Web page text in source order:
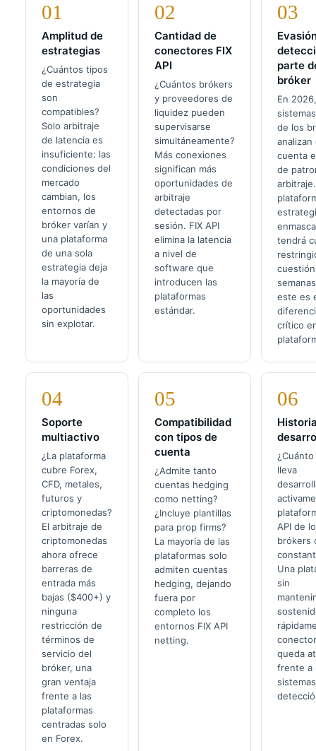
01
Amplitud de
estrategias
¿Cuántos tipos
de estrategia
son
compatibles?
Solo arbitraje
de latencia es
insuficiente: las
condiciones del
mercado
cambian, los
entornos de
bróker varían y
una plataforma
de una sola
estrategia deja
la mayoría de
las
oportunidades
sin explotar.
02
Cantidad de
conectores FIX
API
¿Cuántos brókers
y proveedores de
liquidez pueden
supervisarse
simultáneamente?
Más conexiones
significan más
oportunidades de
arbitraje
detectadas por
sesión. FIX API
elimina la latencia
a nivel de
software que
introducen las
plataformas
estándar.
03
parte
bróker
En
de los
analizan
cuenta
de
tendrá
este es
crítico
04
Soporte
multiactivo
¿La plataforma
cubre Forex,
CFD, metales,
futuros y
criptomonedas?
El arbitraje de
criptomonedas
ahora ofrece
barreras de
entrada más
bajas ($400+) y
ninguna
restricción de
términos de
servicio del
bróker, una
gran ventaja
frente a las
plataformas
centradas solo
en Forex.
05
Compatibilidad
con tipos de
cuenta
¿Admite tanto
cuentas hedging
como netting?
¿Incluye plantillas
para prop firms?
La mayoría de las
plataformas solo
admiten cuentas
hedging, dejando
fuera por
completo los
entornos FIX API
netting.
06
lleva
API de
brókers
Una
sin
queda
frente a